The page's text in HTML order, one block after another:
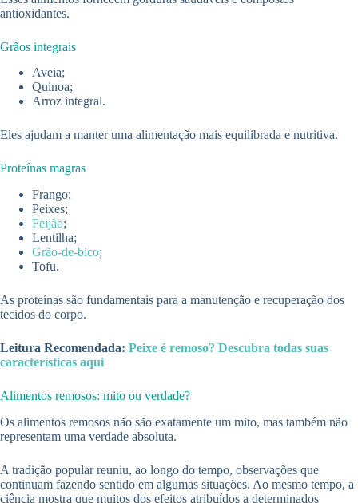
antioxidantes.
Grãos integrais
Aveia;
Quinoa;
Arroz integral.
Eles ajudam a manter uma alimentação mais equilibrada e nutritiva.
Proteínas magras
Frango;
Peixes;
Feijão;
Lentilha;
Grão-de-bico;
Tofu.
As proteínas são fundamentais para a manutenção e recuperação dos
tecidos do corpo.
Leitura Recomendada: Peixe é remoso? Descubra todas suas
características aqui
Alimentos remosos: mito ou verdade?
Os alimentos remosos não são exatamente um mito, mas também não
representam uma verdade absoluta.
A tradição popular reuniu, ao longo do tempo, observações que
continuam fazendo sentido em algumas situações. Ao mesmo tempo, a
ciência mostra que muitos dos efeitos atribuídos a determinados